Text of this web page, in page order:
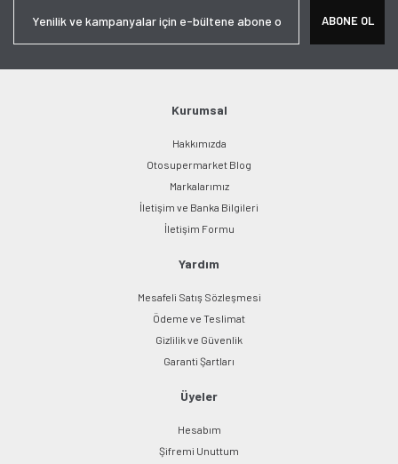
Ürün açıklamasında eksik bilgiler bulunuyor.
Bu ürüne benzer farklı alternatifler olmalı.
Gönder
ABONE OL
Kurumsal
Hakkımızda
Otosupermarket Blog
Markalarımız
İletişim ve Banka Bilgileri
İletişim Formu
Yardım
Mesafeli Satış Sözleşmesi
Ödeme ve Teslimat
Gizlilik ve Güvenlik
Garanti Şartları
Üyeler
Hesabım
Şifremi Unuttum